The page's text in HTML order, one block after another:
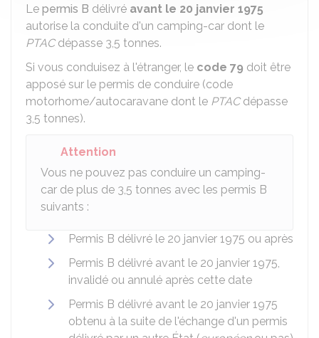
Le permis B délivré avant le 20 janvier 1975
autorise la conduite d'un camping-car dont le
PTACdépasse 3,5 tonnes.
Si vous conduisez à l'étranger, le code 79 doit être
apposé sur le permis de conduire (code
motorhome/autocaravane dont le PTACdépasse
3,5 tonnes).
Attention
Vous ne pouvez pas conduire un camping-
car de plus de 3,5 tonnes avec les permis B
suivants :
Permis B délivré le 20 janvier 1975 ou après
Permis B délivré avant le 20 janvier 1975,
invalidé ou annulé après cette date
Permis B délivré avant le 20 janvier 1975
obtenu à la suite de l'échange d'un permis